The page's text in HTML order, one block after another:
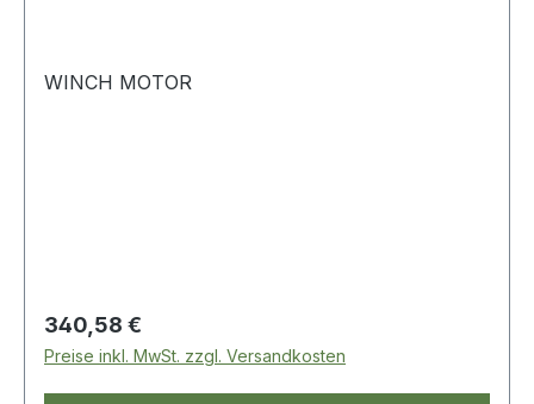
WINCH MOTOR
Regulärer Preis:
340,58 €
Preise inkl. MwSt. zzgl. Versandkosten